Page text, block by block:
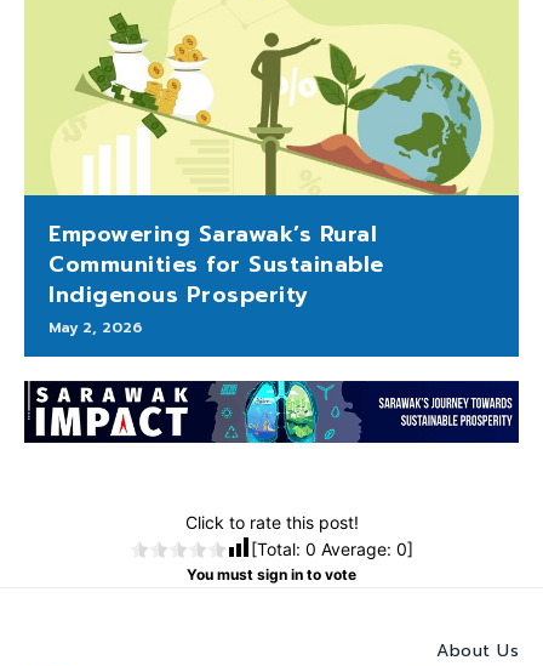
Empowering Sarawak’s Rural
Communities for Sustainable
Indigenous Prosperity
May 2, 2026
Click to rate this post!
[Total: 0 Average: 0]
You must sign in to vote
About Us